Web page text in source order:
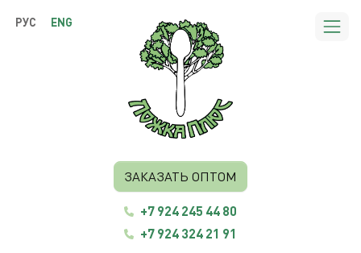
РУС ENG
ЗАКАЗАТЬ ОПТОМ
+7 924 245 44 80
+7 924 324 21 91